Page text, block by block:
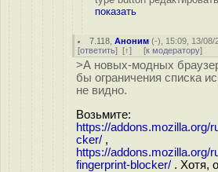
показать
7.118 ,Аноним (-), 15:09, 13/08/
[ответить] [↑] [к модератору]
>А новых-модных
бы ограничения списка
не видно.
Возьмите:
https://addons.mozilla.org/
cker/ ,
https://addons.mozilla.org/
fingerprint-blocker/ . Хотя,